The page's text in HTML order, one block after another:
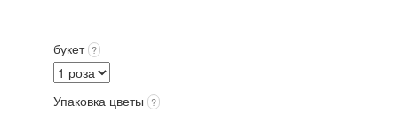
букет ?
Упаковка цветы ?